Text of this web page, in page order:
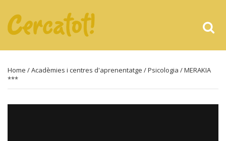
Home /Acadèmies i centres d'aprenentatge /Psicologia / MERAKIA
***